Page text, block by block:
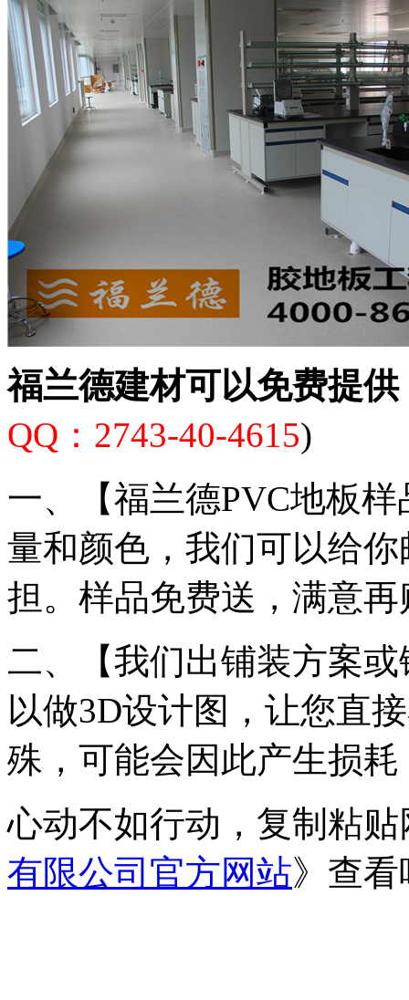
福兰德建材可以免费提供
QQ：2743-40-4615)
一、【福兰德PVC地板
量和颜色，我们可以给
担。样品免费送，满意再
二、【我们出铺装方案
以做3D设计图，让您直
殊，可能会因此产生损
心动不如行动，复制粘贴
有限公司官方网站》查